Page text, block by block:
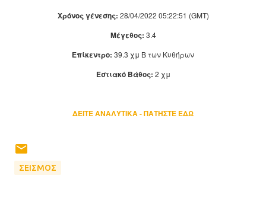
Χρόνος γένεσης: 28/04/2022 05:22:51 (GMT)
Μέγεθος: 3.4
Επίκεντρο: 39.3 χμ Β των Κυθήρων
Εστιακό Βάθος: 2 χμ
ΔΕΙΤΕ ΑΝΑΛΥΤΙΚΑ - ΠΑΤΗΣΤΕ ΕΔΩ
ΣΕΙΣΜΟΣ